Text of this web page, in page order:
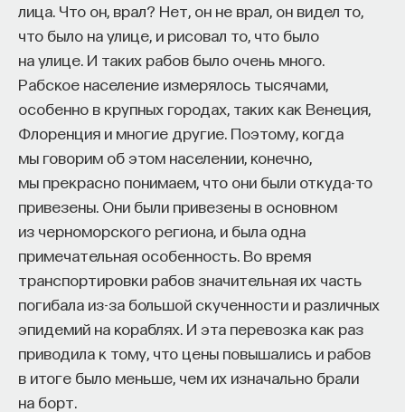
лица. Что он, врал? Нет, он не врал, он видел то,
что было на улице, и рисовал то, что было
на улице. И таких рабов было очень много.
Рабское население измерялось тысячами,
особенно в крупных городах, таких как Венеция,
Флоренция и многие другие. Поэтому, когда
мы говорим об этом населении, конечно,
мы прекрасно понимаем, что они были откуда-то
привезены. Они были привезены в основном
из черноморского региона, и была одна
примечательная особенность. Во время
транспортировки рабов значительная их часть
погибала из-за большой скученности и различных
эпидемий на кораблях. И эта перевозка как раз
приводила к тому, что цены повышались и рабов
в итоге было меньше, чем их изначально брали
на борт.